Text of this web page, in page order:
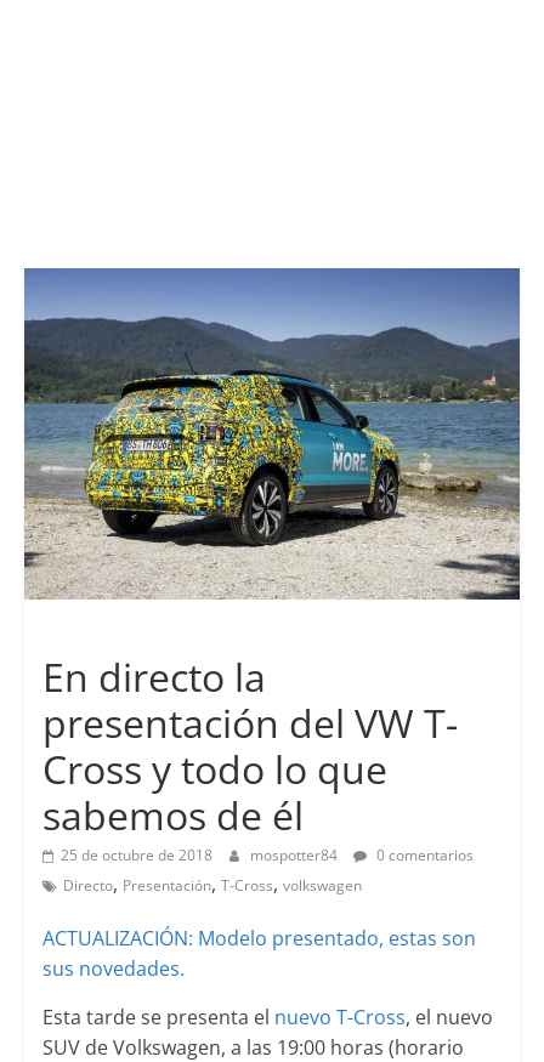
En directo la
presentación del VW T-
Cross y todo lo que
sabemos de él
25 de octubre de 2018 mospotter84
0 comentarios
Directo, Presentación, T-Cross, volkswagen
ACTUALIZACIÓN: Modelo presentado, estas son
sus novedades.
Esta tarde se presenta el nuevo T-Cross, el nuevo
SUV de Volkswagen, a las 19:00 horas (horario